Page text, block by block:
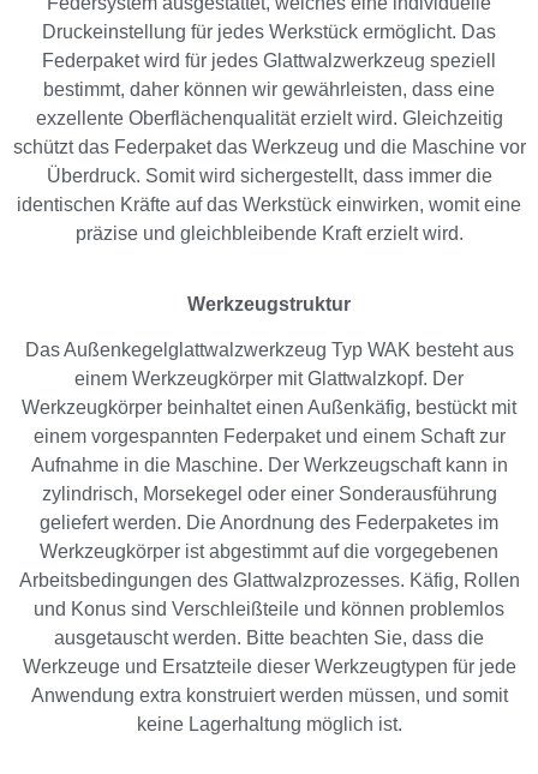
Druckeinstellung für jedes Werkstück ermöglicht. Das
Federpaket wird für jedes Glattwalzwerkzeug speziell
bestimmt, daher können wir gewährleisten, dass eine
exzellente Oberflächenqualität erzielt wird. Gleichzeitig
schützt das Federpaket das Werkzeug und die Maschine vor
Überdruck. Somit wird sichergestellt, dass immer die
identischen Kräfte auf das Werkstück einwirken, womit eine
präzise und gleichbleibende Kraft erzielt wird.
Werkzeugstruktur
Das Außenkegelglattwalzwerkzeug Typ WAK besteht aus
einem Werkzeugkörper mit Glattwalzkopf. Der
Werkzeugkörper beinhaltet einen Außenkäfig, bestückt mit
einem vorgespannten Federpaket und einem Schaft zur
Aufnahme in die Maschine. Der Werkzeugschaft kann in
zylindrisch, Morsekegel oder einer Sonderausführung
geliefert werden. Die Anordnung des Federpaketes im
Werkzeugkörper ist abgestimmt auf die vorgegebenen
Arbeitsbedingungen des Glattwalzprozesses. Käfig, Rollen
und Konus sind Verschleißteile und können problemlos
ausgetauscht werden. Bitte beachten Sie, dass die
Werkzeuge und Ersatzteile dieser Werkzeugtypen für jede
Anwendung extra konstruiert werden müssen, und somit
keine Lagerhaltung möglich ist.